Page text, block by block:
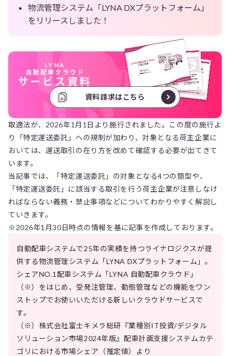
物流管理システム「LYNA DXプラットフォーム」
をリリースしました！
LYNA
自動配車クラウド
サービス資料
資料請求はこちら
取適法が、2026年1月1日より施行されました。この度の施行よ
り「特定運送委託」への規制が加わり、対象となる荷主企業に
おいては、運送取引の在り方を改めて確認する必要が出てきて
います。
当記事では、「特定運送委託」の対象となる4つの類型や、
「特定運送委託」に該当する取引を行う荷主企業が注意しなけ
ればならない義務・禁止事項などについてわかりやすく解説し
ていきます。
※2026年1月30日時点の情報を基に記事を作成しております。
自動配車システムで25年の実績を持つライナロジクスが提
供する物流管理システム「LYNA DXプラットフォーム」。
シェアNO.1配車システム「LYNA 自動配車クラウド」
（※）をはじめ、受発注管理、動態管理などの機能をワン
ストップでお使いいただける新しいクラウドサービスで
す。
（※）株式会社富士キメラ総研『業種別IT投資/デジタル
ソリューション市場2024年版』配車計画支援システムカテ
ゴリにおける市場シェア（推定値）より